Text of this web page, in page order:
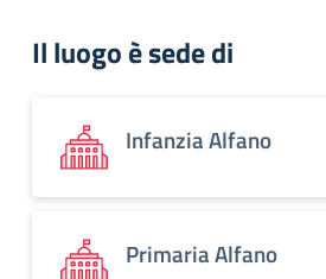
Il luogo è sede di
Infanzia Alfano
Primaria Alfano